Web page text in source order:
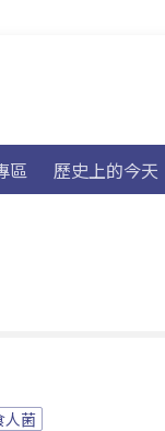
區 歷史上的今天
人菌